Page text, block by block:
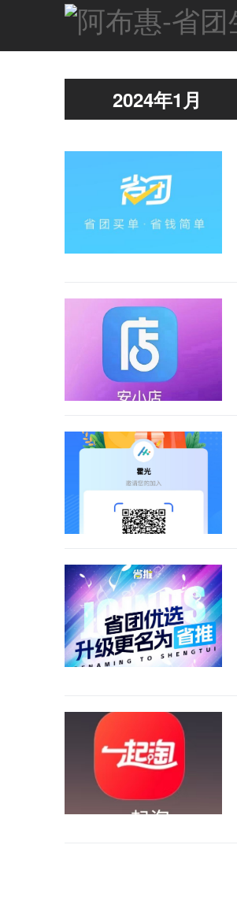
2024年1月